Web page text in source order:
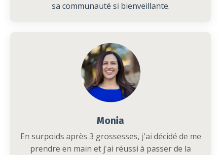
sa communauté si bienveillante.
Monia
En surpoids après 3 grossesses, j'ai décidé de me
prendre en main et j'ai réussi à passer de la